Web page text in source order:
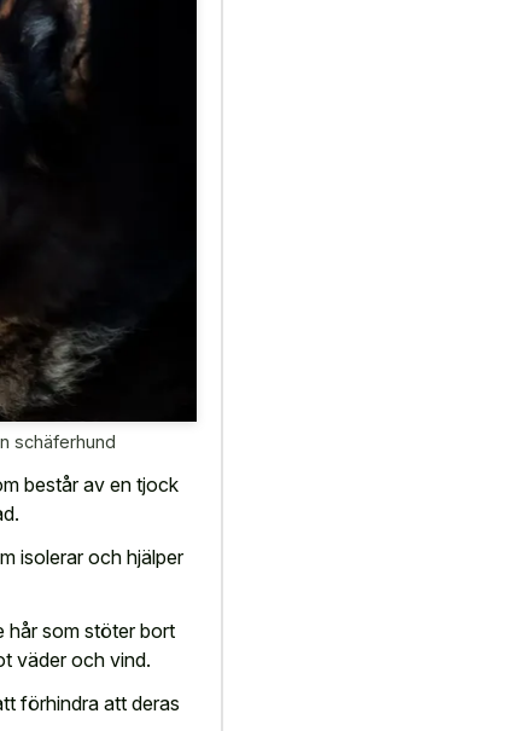
schäferhund
består av en tjock
isolerar och hjälper
hår som stöter bort
väder och vind.
förhindra att deras